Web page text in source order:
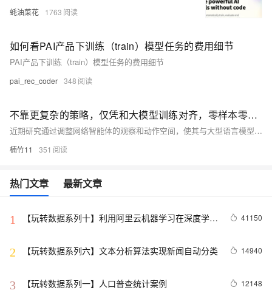
蚝油菜花 1763
如何看PAI产品下训练（train）模型任务的费用细节
PAI产品下训练（train）模型任务的费用细节
pai_rec_coder 348
不靠更复杂的策略，仅凭和大模型训练对齐，零样本零经验单LLM调用，成为网络任务智能体新SOTA
近期研究通过调整网络智能体的观察和动作空间，使其与大型语言模型（LLM）的能力对齐，显著提升了基于LLM的网络智能体性能。AgentOccam智能体在WebArena基准上超越了先前方法，成功率提升26.6个点（+161%）。该研究强调了与LLM训练目标一致的重要性，为网络任务自动化提供了新思路，但也指出其性能受限于LLM能力及任务复杂度。论文链接：https://arxiv.org/abs/2410.13825。
楠竹11 351
热门文章 最新文章
1
【玩转数据系列十】利用阿里云机器学习在深度学习
41150
2 【玩转数据系列六】文本分析算法实现新闻自动分类 14940
3 【玩转数据系列一】人口普查统计案例 12148